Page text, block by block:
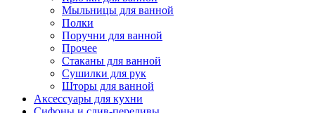
Мыльницы для ванной
Полки
Поручни для ванной
Прочее
Стаканы для ванной
Сушилки для рук
Шторы для ванной
Аксессуары для кухни